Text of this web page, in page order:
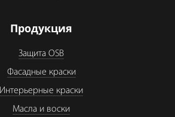
Продукция
Защита OSB
Фасадные краски
Интерьерные краски
Масла и воски